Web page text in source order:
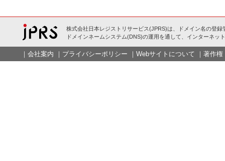
株式会社日本レジストリサービス(JPRS)は、ドメイン名の登録
ドメインネームシステム(DNS)の運用を通して、インターネッ
｜ 会社案内 ｜ プライバシーポリシー ｜ Webサイトについて ｜ 著作権